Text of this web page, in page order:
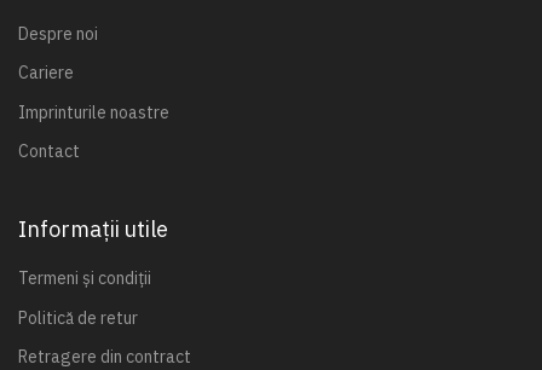
Despre noi
Cariere
Imprinturile noastre
Contact
Informații utile
Termeni și condiții
Politică de retur
Retragere din contract